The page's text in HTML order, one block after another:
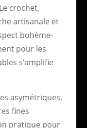
crochet,
artisanale et
bohème-
pour les
s’amplifie
asymétriques,
fines
pratique pour